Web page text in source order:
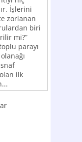
İşlerini
zorlanan
biri
mi?”
parayı
ilk